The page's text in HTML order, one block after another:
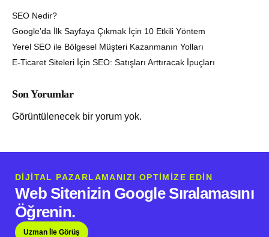
SEO Nedir?
Google’da İlk Sayfaya Çıkmak İçin 10 Etkili Yöntem
Yerel SEO ile Bölgesel Müşteri Kazanmanın Yolları
E-Ticaret Siteleri İçin SEO: Satışları Arttıracak İpuçları
Son Yorumlar
Görüntülenecek bir yorum yok.
DİJİTAL PAZARLAMANIZI OPTİMİZE EDİN
Web Sitenizin Google Sıralamasını
Öğrenin.
Uzman İle Görüş